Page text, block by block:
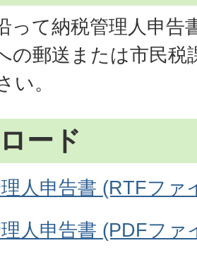
って納税管理人申告
の郵送または市民税
い。
ード
人申告書 (RTFファ
人申告書 (PDFファ